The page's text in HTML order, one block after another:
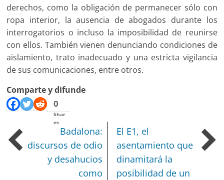
derechos, como la obligación de permanecer sólo con
ropa interior, la ausencia de abogados durante los
interrogatorios o incluso la imposibilidad de reunirse
con ellos. También vienen denunciando condiciones de
aislamiento, trato inadecuado y una estricta vigilancia
de sus comunicaciones, entre otros.
Comparte y difunde
0
Shar
es
Badalona:
discursos de odio
y desahucios
como
El E1, el
asentamiento que
dinamitará la
posibilidad de un